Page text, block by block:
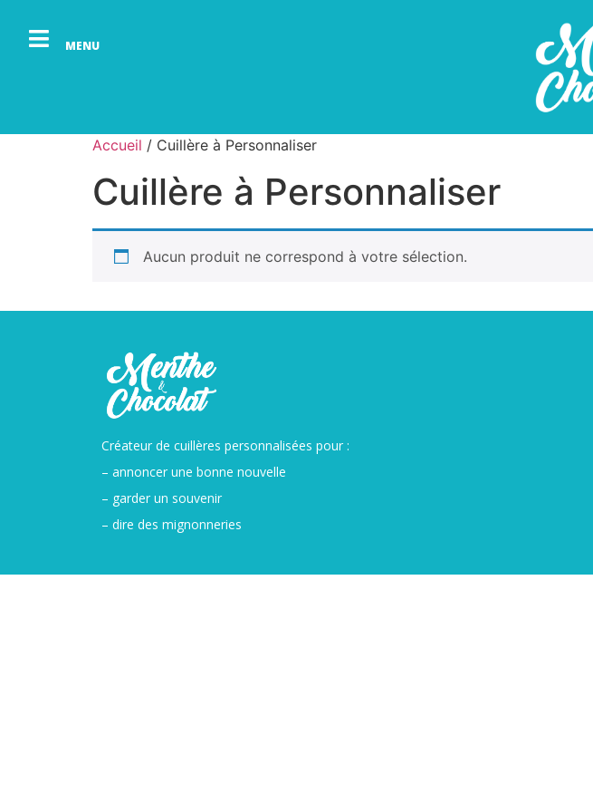
MENU
Accueil / Cuillère à Personnaliser
Cuillère à Personnaliser
Aucun produit ne correspond à votre sélection.
Créateur de cuillères personnalisées pour :
– annoncer une bonne nouvelle
– garder un souvenir
– dire des mignonneries